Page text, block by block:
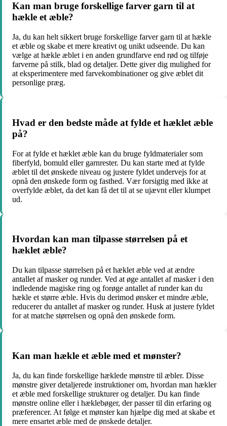
Kan man bruge forskellige farver garn til at
hækle et æble?
Ja, du kan helt sikkert bruge forskellige farver garn til at hækle
et æble og skabe et mere kreativt og unikt udseende. Du kan
vælge at hækle æblet i en anden grundfarve end rød og tilføje
farverne på stilk, blad og detaljer. Dette giver dig mulighed for
at eksperimentere med farvekombinationer og give æblet dit
personlige præg.
Hvad er den bedste måde at fylde et hæklet æble
på?
For at fylde et hæklet æble kan du bruge fyldmaterialer som
fiberfyld, bomuld eller garnrester. Du kan starte med at fylde
æblet til det ønskede niveau og justere fyldet undervejs for at
opnå den ønskede form og fasthed. Vær forsigtig med ikke at
overfylde æblet, da det kan få det til at se ujævnt eller klumpet
ud.
Hvordan kan man tilpasse størrelsen på et
hæklet æble?
Du kan tilpasse størrelsen på et hæklet æble ved at ændre
antallet af masker og runder. Ved at øge antallet af masker i den
indledende magiske ring og forøge antallet af runder kan du
hækle et større æble. Hvis du derimod ønsker et mindre æble,
reducerer du antallet af masker og runder. Husk at justere fyldet
for at matche størrelsen og opnå den ønskede form.
Kan man hækle et æble med et mønster?
Ja, du kan finde forskellige hæklede mønstre til æbler. Disse
mønstre giver detaljerede instruktioner om, hvordan man hækler
et æble med forskellige strukturer og detaljer. Du kan finde
mønstre online eller i hæklebøger, der passer til din erfaring og
præferencer. At følge et mønster kan hjælpe dig med at skabe et
mere ensartet æble med de ønskede detaljer.